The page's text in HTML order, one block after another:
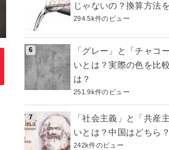
じゃないの？換算方法
294.5k件のビュー
「グレー」と「チャコ
いとは？実際の色を比
は？
251.9k件のビュー
「社会主義」と「共産
いとは？中国はどちら？
242k件のビュー